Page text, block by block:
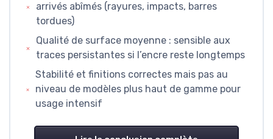
arrivés abîmés (rayures, impacts, barres
tordues)
Qualité de surface moyenne : sensible aux
traces persistantes si l’encre reste longtemps
Stabilité et finitions correctes mais pas au
niveau de modèles plus haut de gamme pour
usage intensif